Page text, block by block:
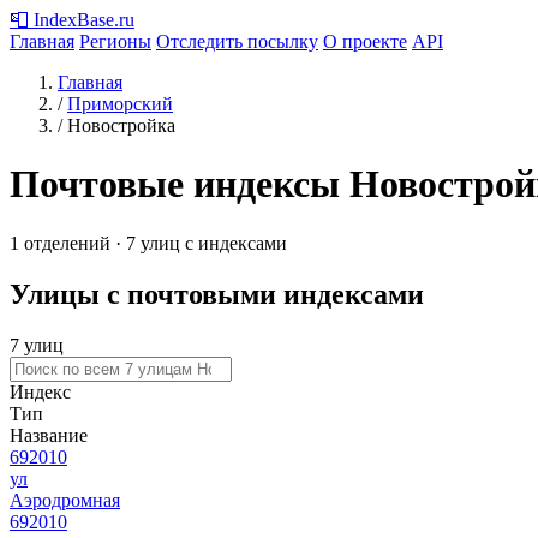
📮 IndexBase.ru
Главная Регионы Отследить посылку О проекте API
Главная
/ Приморский
/ Новостройка
Почтовые индексы
1 отделений · 7 улиц с индексами
Улицы с почтовыми индексами
7 улиц
Индекс
Тип
Название
692010
ул
Аэродромная
692010